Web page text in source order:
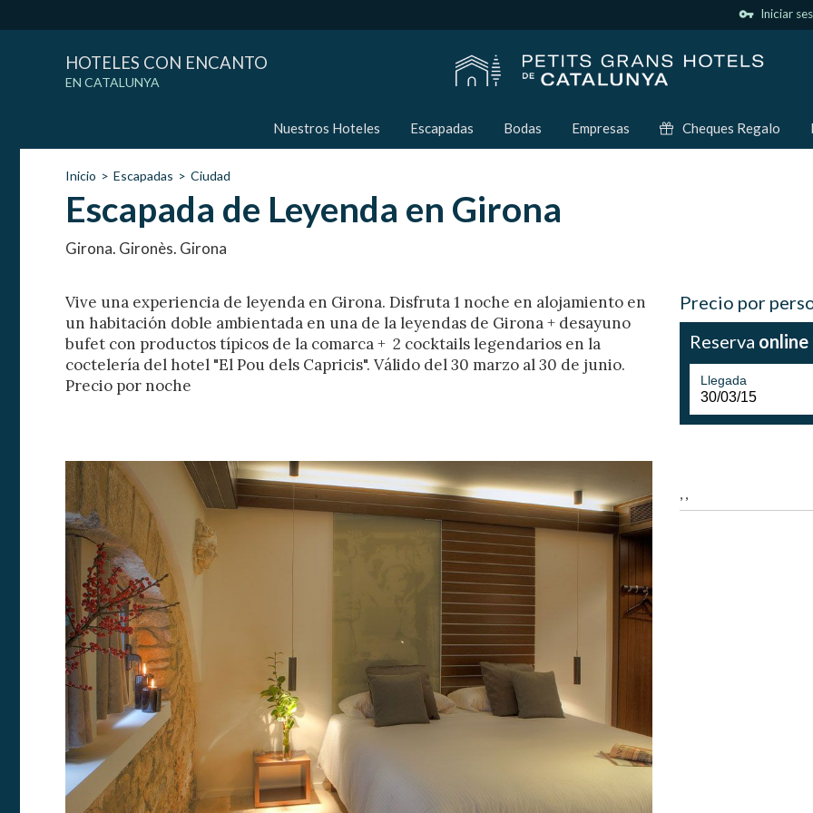
vpn_key Iniciar
HOTELES CON ENCANTO
EN CATALUNYA
Nuestros Hoteles Escapadas Bodas Empresas Cheques Regalo
Inicio Escapadas Ciudad
Escapada de Leyenda en Girona
Girona. Gironès. Girona
Vive una experiencia de leyenda en Girona. Disfruta 1 noche en alojamiento en
un habitación doble ambientada en una de la leyendas de Girona + desayuno
bufet con productos típicos de la comarca + 2 cocktails legendarios en la
coctelería del hotel "El Pou dels Capricis". Válido del 30 marzo al 30 de junio.
Precio por noche
Precio por
Reserva online
Llegada
, ,
Técnicas y funcionales
Este sitio web utiliza Cookies propias para recopilar información con la
mejorar nuestros servicios. Si continua navegando, supone la aceptación de la
instalación de las mismas. El usuario tiene la posibilidad de configurar su
pudiendo, si así lo desea, impedir que sean instaladas en su disco duro,
deberá tener en cuenta que dicha acción podrá ocasionar dificultades de
de la página web.
Analíticas y personalización
Permiten realizar el seguimiento y análisis del comportamiento de los usuarios
sitio web. La información recogida mediante este tipo de cookies se utiliza en la
medición de la actividad de la web para la elaboración de perfiles de
los usuarios con el fin de introducir mejoras en función del análisis de los datos
que hacen los usuarios del servicio. Permiten guardar la información de
del usuario para mejorar la calidad de nuestros servicios y para ofrecer una
experiencia a través de productos recomendados.